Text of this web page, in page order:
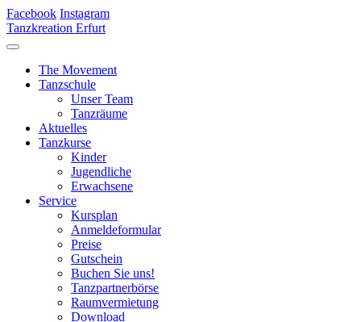
Facebook Instagram
Tanzkreation Erfurt
The Movement
Tanzschule
Unser Team
Tanzräume
Aktuelles
Tanzkurse
Kinder
Jugendliche
Erwachsene
Service
Kursplan
Anmeldeformular
Preise
Gutschein
Buchen Sie uns!
Tanzpartnerbörse
Raumvermietung
Download